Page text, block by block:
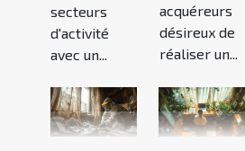
secteurs
d'activité
avec un...
acquéreurs
désireux de
réaliser un...